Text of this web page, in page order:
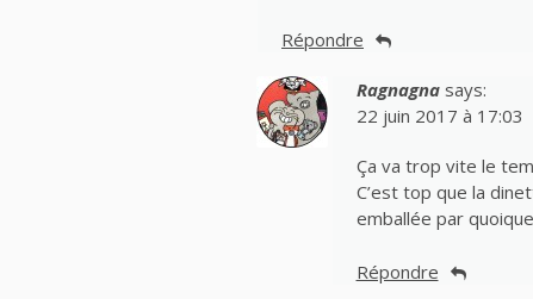
Répondre
Ragnagna says:
22 juin 2017 à 17:03
Ça va trop vite le
C’est top que la
emballée par
Répondre